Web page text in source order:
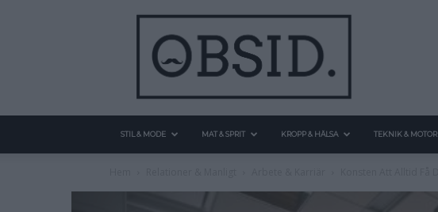
STIL & MODE MAT & SPRIT KROPP & HÄLSA TEKNIK & MOTOR